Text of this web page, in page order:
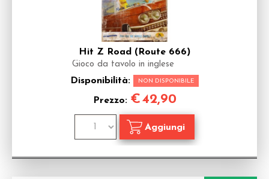
Hit Z Road (Route 666)
Gioco da tavolo in inglese
Disponibilità: NON DISPONIBILE
Prezzo: €42,90